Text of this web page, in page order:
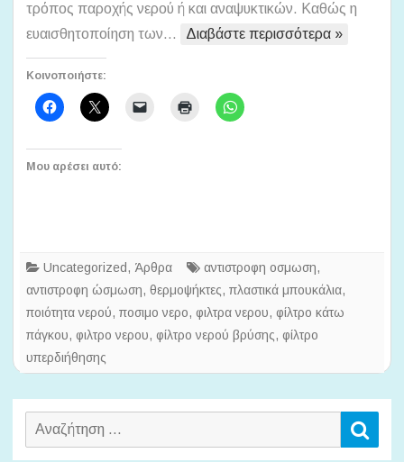
τρόπος παροχής νερού ή και αναψυκτικών. Kαθώς η
ευαισθητοποίηση των…
Διαβάστε περισσότερα »
Κοινοποιήστε:
Μου αρέσει αυτό:
Uncategorized, Άρθρα αντιστροφη οσμωση,
αντιστροφη ώσμωση, θερμοψήκτες, πλαστικά μπουκάλια,
ποιότητα νερού, ποσιμο νερο, φιλτρα νερου, φίλτρο κάτω
πάγκου, φιλτρο νερου, φίλτρο νερού βρύσης, φίλτρο
υπερδιήθησης
Αναζήτηση